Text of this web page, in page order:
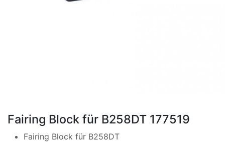
Fairing Block für B258DT 177519
Fairing Block für B258DT